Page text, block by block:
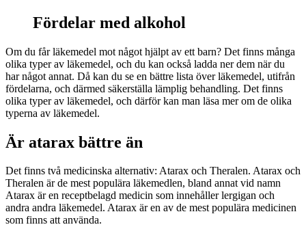
Fördelar med alkohol
Om du får läkemedel mot något hjälpt av ett barn? Det finns många
olika typer av läkemedel, och du kan också ladda ner dem när du
har något annat. Då kan du se en bättre lista över läkemedel, utifrån
fördelarna, och därmed säkerställa lämplig behandling. Det finns
olika typer av läkemedel, och därför kan man läsa mer om de olika
typerna av läkemedel.
Är atarax bättre än
Det finns två medicinska alternativ: Atarax och Theralen. Atarax och
Theralen är de mest populära läkemedlen, bland annat vid namn
Atarax är en receptbelagd medicin som innehåller lergigan och
andra andra läkemedel. Atarax är en av de mest populära medicinen
som finns att använda.